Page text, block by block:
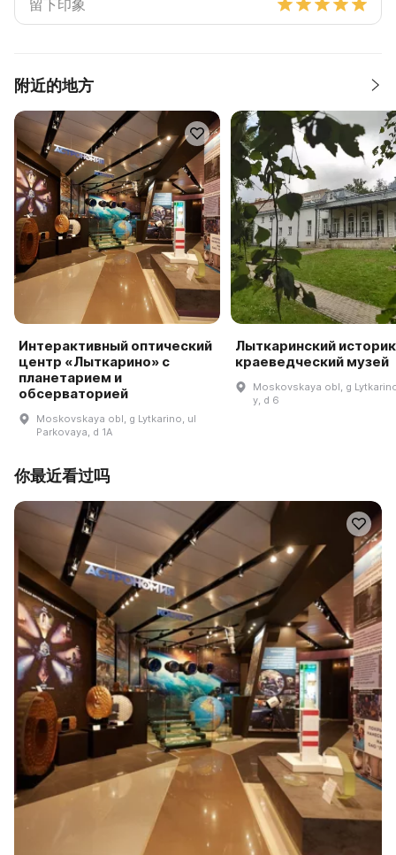
附近的地方
Интерактивный оптический
центр «Лыткарино» с
планетарием и
обсерваторией
Moskovskaya obl, g Lytkarino, ul
Parkovaya, d 1A
Лыткаринский
краеведческий музей
Moskovskaya obl, g
y, d 6
你最近看过吗